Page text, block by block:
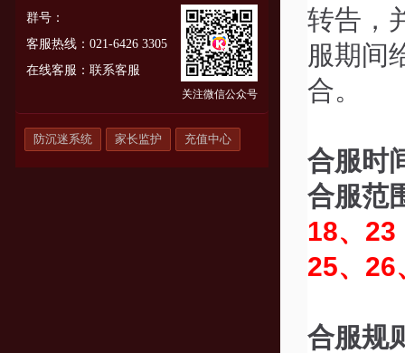
群号：
客服热线：021-6426 3305
在线客服： 联系客服
关注微信公众号
防沉迷系统 家长监护 充值中心
转告，
服期间
合。
合服时
合服范
18、23
25、26
合服规